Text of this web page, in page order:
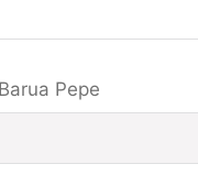
Barua Pepe